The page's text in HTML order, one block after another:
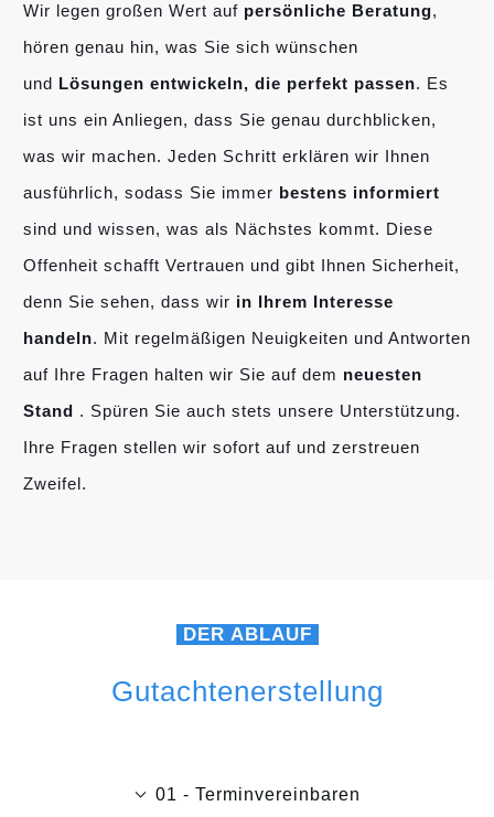
Wir legen großen Wert auf persönliche Beratung,
hören genau hin, was Sie sich wünschen
und Lösungen entwickeln, die perfekt passen. Es
ist uns ein Anliegen, dass Sie genau durchblicken,
was wir machen. Jeden Schritt erklären wir Ihnen
ausführlich, sodass Sie immer bestens informiert
sind und wissen, was als Nächstes kommt. Diese
Offenheit schafft Vertrauen und gibt Ihnen Sicherheit,
denn Sie sehen, dass wir in Ihrem Interesse
handeln. Mit regelmäßigen Neuigkeiten und Antworten
auf Ihre Fragen halten wir Sie auf dem neuesten
Stand . Spüren Sie auch stets unsere Unterstützung.
Ihre Fragen stellen wir sofort auf und zerstreuen
Zweifel.
DER ABLAUF
Gutachtenerstellung
01 - Terminvereinbaren